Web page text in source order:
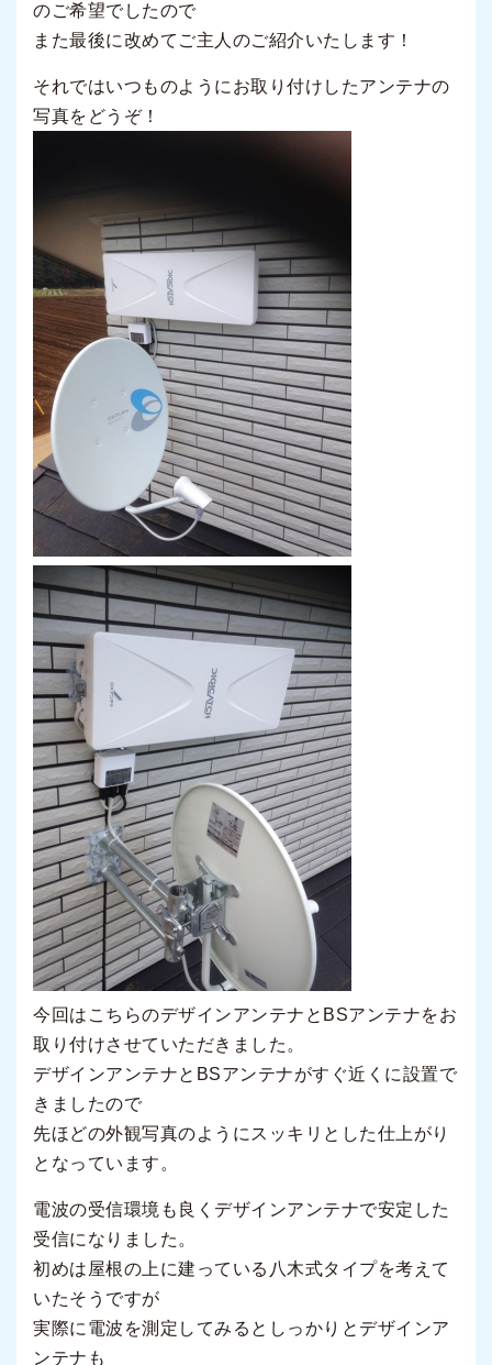
のご希望でしたので
また最後に改めてご主人のご紹介いたします！
それではいつものようにお取り付けしたアンテナの
写真をどうぞ！
今回はこちらのデザインアンテナとBSアンテナをお
取り付けさせていただきました。
デザインアンテナとBSアンテナがすぐ近くに設置で
きましたので
先ほどの外観写真のようにスッキリとした仕上がり
となっています。
電波の受信環境も良くデザインアンテナで安定した
受信になりました。
初めは屋根の上に建っている八木式タイプを考えて
いたそうですが
実際に電波を測定してみるとしっかりとデザインア
ンテナも